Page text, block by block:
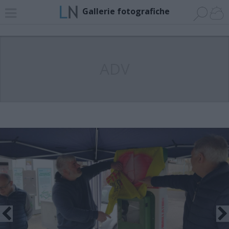
Gallerie fotografiche